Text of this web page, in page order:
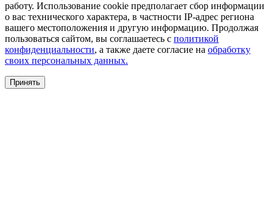
работу. Использование cookie предполагает сбор информации
о вас технического характера, в частности IP-адрес региона
вашего местоположения и другую информацию. Продолжая
пользоваться сайтом, вы соглашаетесь с политикой
конфиденциальности, а также даете согласие на обработку
своих персональных данных.
Принять